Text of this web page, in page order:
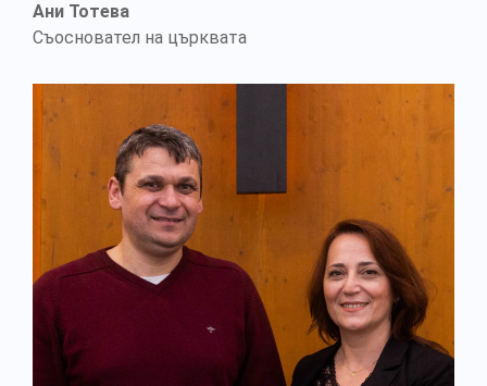
Ани Тотева
Съосновател на църквата